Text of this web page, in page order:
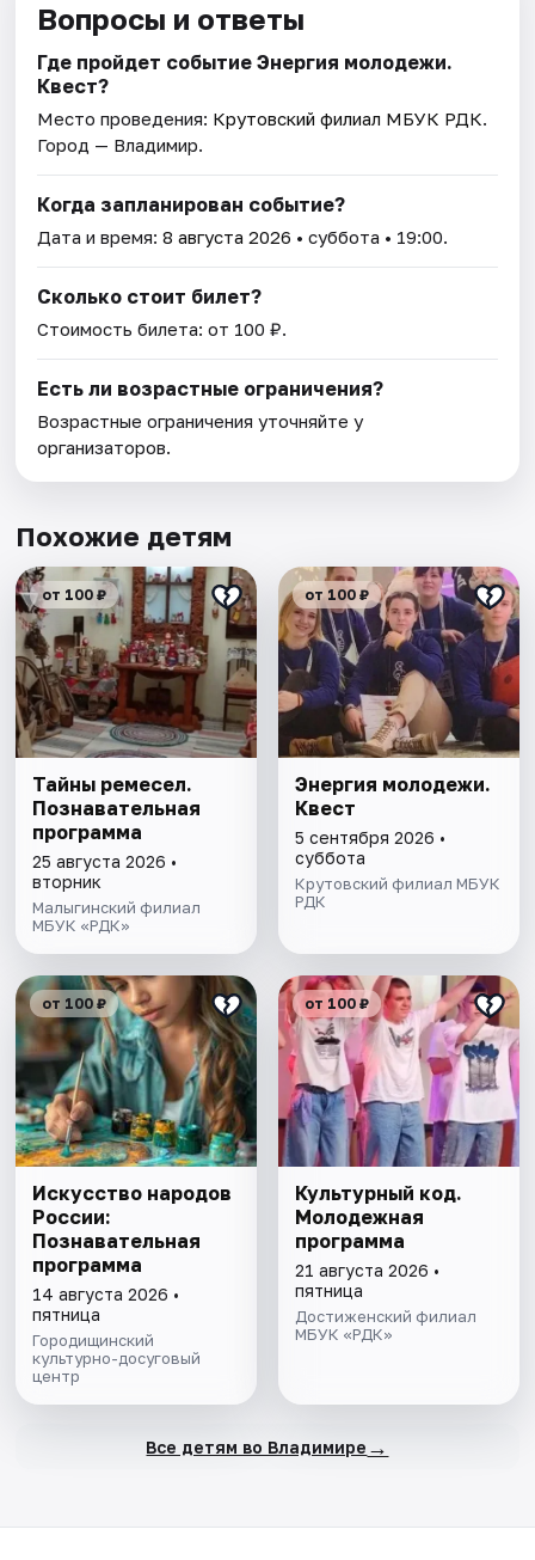
Вопросы и ответы
Где пройдет событие Энергия молодежи.
Квест?
Место проведения: Крутовский филиал МБУК РДК.
Город — Владимир.
Когда запланирован событие?
Дата и время:8 августа 2026 • суббота • 19:00.
Сколько стоит билет?
Стоимость билета: от 100 ₽.
Есть ли возрастные ограничения?
Возрастные ограничения уточняйте у
организаторов.
Похожие детям
от 100 ₽
Тайны ремесел.
Познавательная
программа
25 августа 2026 •
вторник
Малыгинский филиал
МБУК «РДК»
от 100 ₽
Энергия молодежи.
Квест
5 сентября 2026 •
суббота
Крутовский филиал МБУК
РДК
от 100 ₽
Искусство народов
России:
Познавательная
программа
14 августа 2026 •
пятница
Городищинский
культурно-досуговый
центр
от 100 ₽
Культурный код.
Молодежная
программа
21 августа 2026 •
пятница
Достиженский филиал
МБУК «РДК»
Все детям во Владимире →